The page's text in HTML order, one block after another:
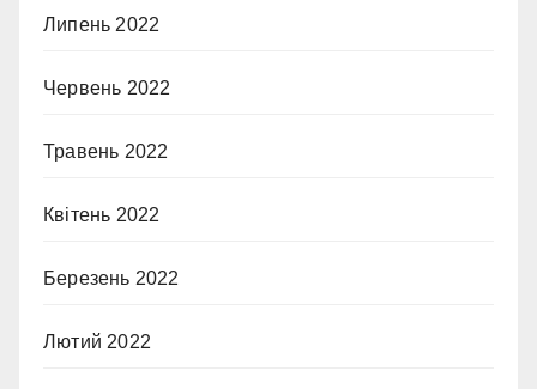
Липень 2022
Червень 2022
Травень 2022
Квітень 2022
Березень 2022
Лютий 2022